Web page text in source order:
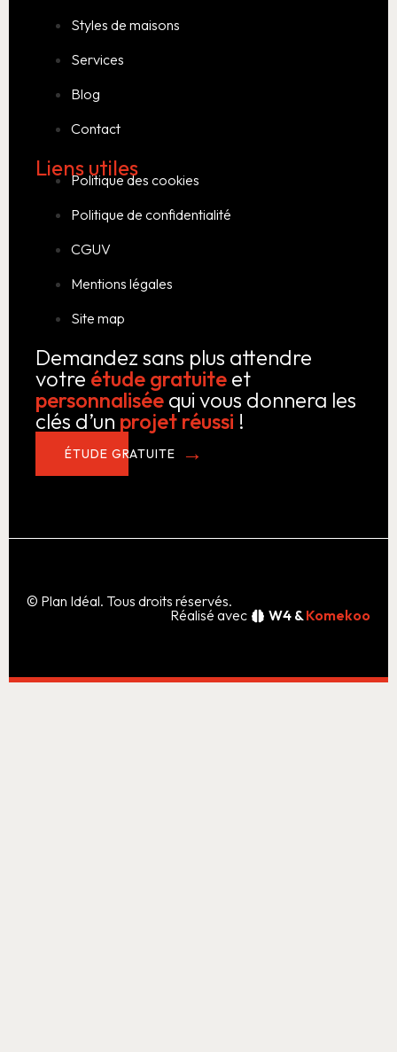
Styles de maisons
Services
Blog
Contact
Liens utiles
Politique des cookies
Politique de confidentialité
CGUV
Mentions légales
Site map
Demandez sans plus attendre
votre étude gratuite et
personnalisée qui vous donnera les
clés d’un projet réussi !
ÉTUDE GRATUITE
© Plan Idéal. Tous droits réservés.
Réalisé avec
W4 & Komekoo